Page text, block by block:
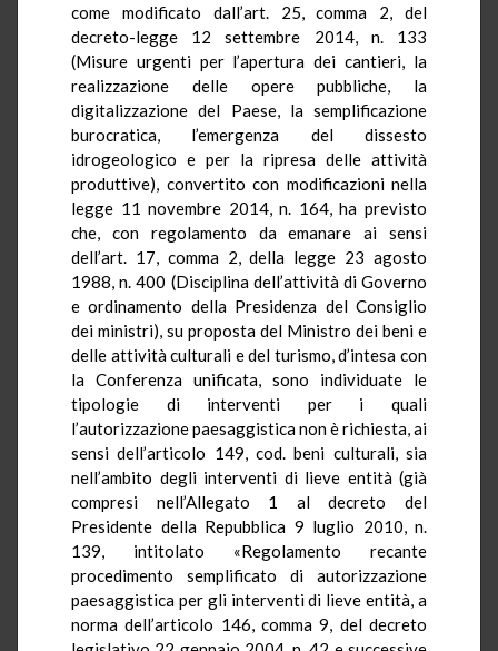
come modificato dall’art. 25, comma 2, del
decreto-legge 12 settembre 2014, n. 133
(Misure urgenti per l’apertura dei cantieri, la
realizzazione delle opere pubbliche, la
digitalizzazione del Paese, la semplificazione
burocratica, l’emergenza del dissesto
idrogeologico e per la ripresa delle attività
produttive), convertito con modificazioni nella
legge 11 novembre 2014, n. 164, ha previsto
che, con regolamento da emanare ai sensi
dell’art. 17, comma 2, della legge 23 agosto
1988, n. 400 (Disciplina dell’attività di Governo
e ordinamento della Presidenza del Consiglio
dei ministri), su proposta del Ministro dei beni e
delle attività culturali e del turismo, d’intesa con
la Conferenza unificata, sono individuate le
tipologie di interventi per i quali
l’autorizzazione paesaggistica non è richiesta, ai
sensi dell’articolo 149, cod. beni culturali, sia
nell’ambito degli interventi di lieve entità (già
compresi nell’Allegato 1 al decreto del
Presidente della Repubblica 9 luglio 2010, n.
139, intitolato «Regolamento recante
procedimento semplificato di autorizzazione
paesaggistica per gli interventi di lieve entità, a
norma dell’articolo 146, comma 9, del decreto